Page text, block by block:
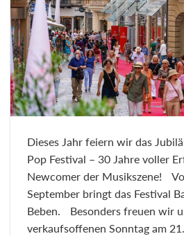
Dieses Jahr feiern wir das
Pop Festival – 30 Jahre voller
Newcomer der Musikszene!
September bringt das Festival
Beben. Besonders freuen wir
verkaufsoffenen Sonntag am